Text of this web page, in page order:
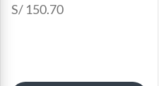
S/ 150.70